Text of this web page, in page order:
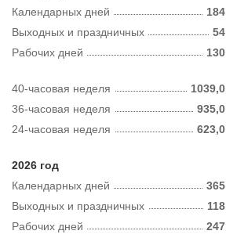
Календарных дней
184
Рабочих дней 130
Выходных и праздничных 54
40-часовая неделя
1039,0
36-часовая неделя
935,0
24-часовая неделя
623,0
2026 год
Календарных дней
365
Рабочих дней 247
Выходных и праздничных 118